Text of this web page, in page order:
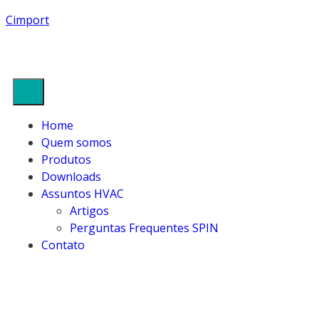
Cimport
Home
Quem somos
Produtos
Downloads
Assuntos HVAC
Artigos
Perguntas Frequentes SPIN
Contato